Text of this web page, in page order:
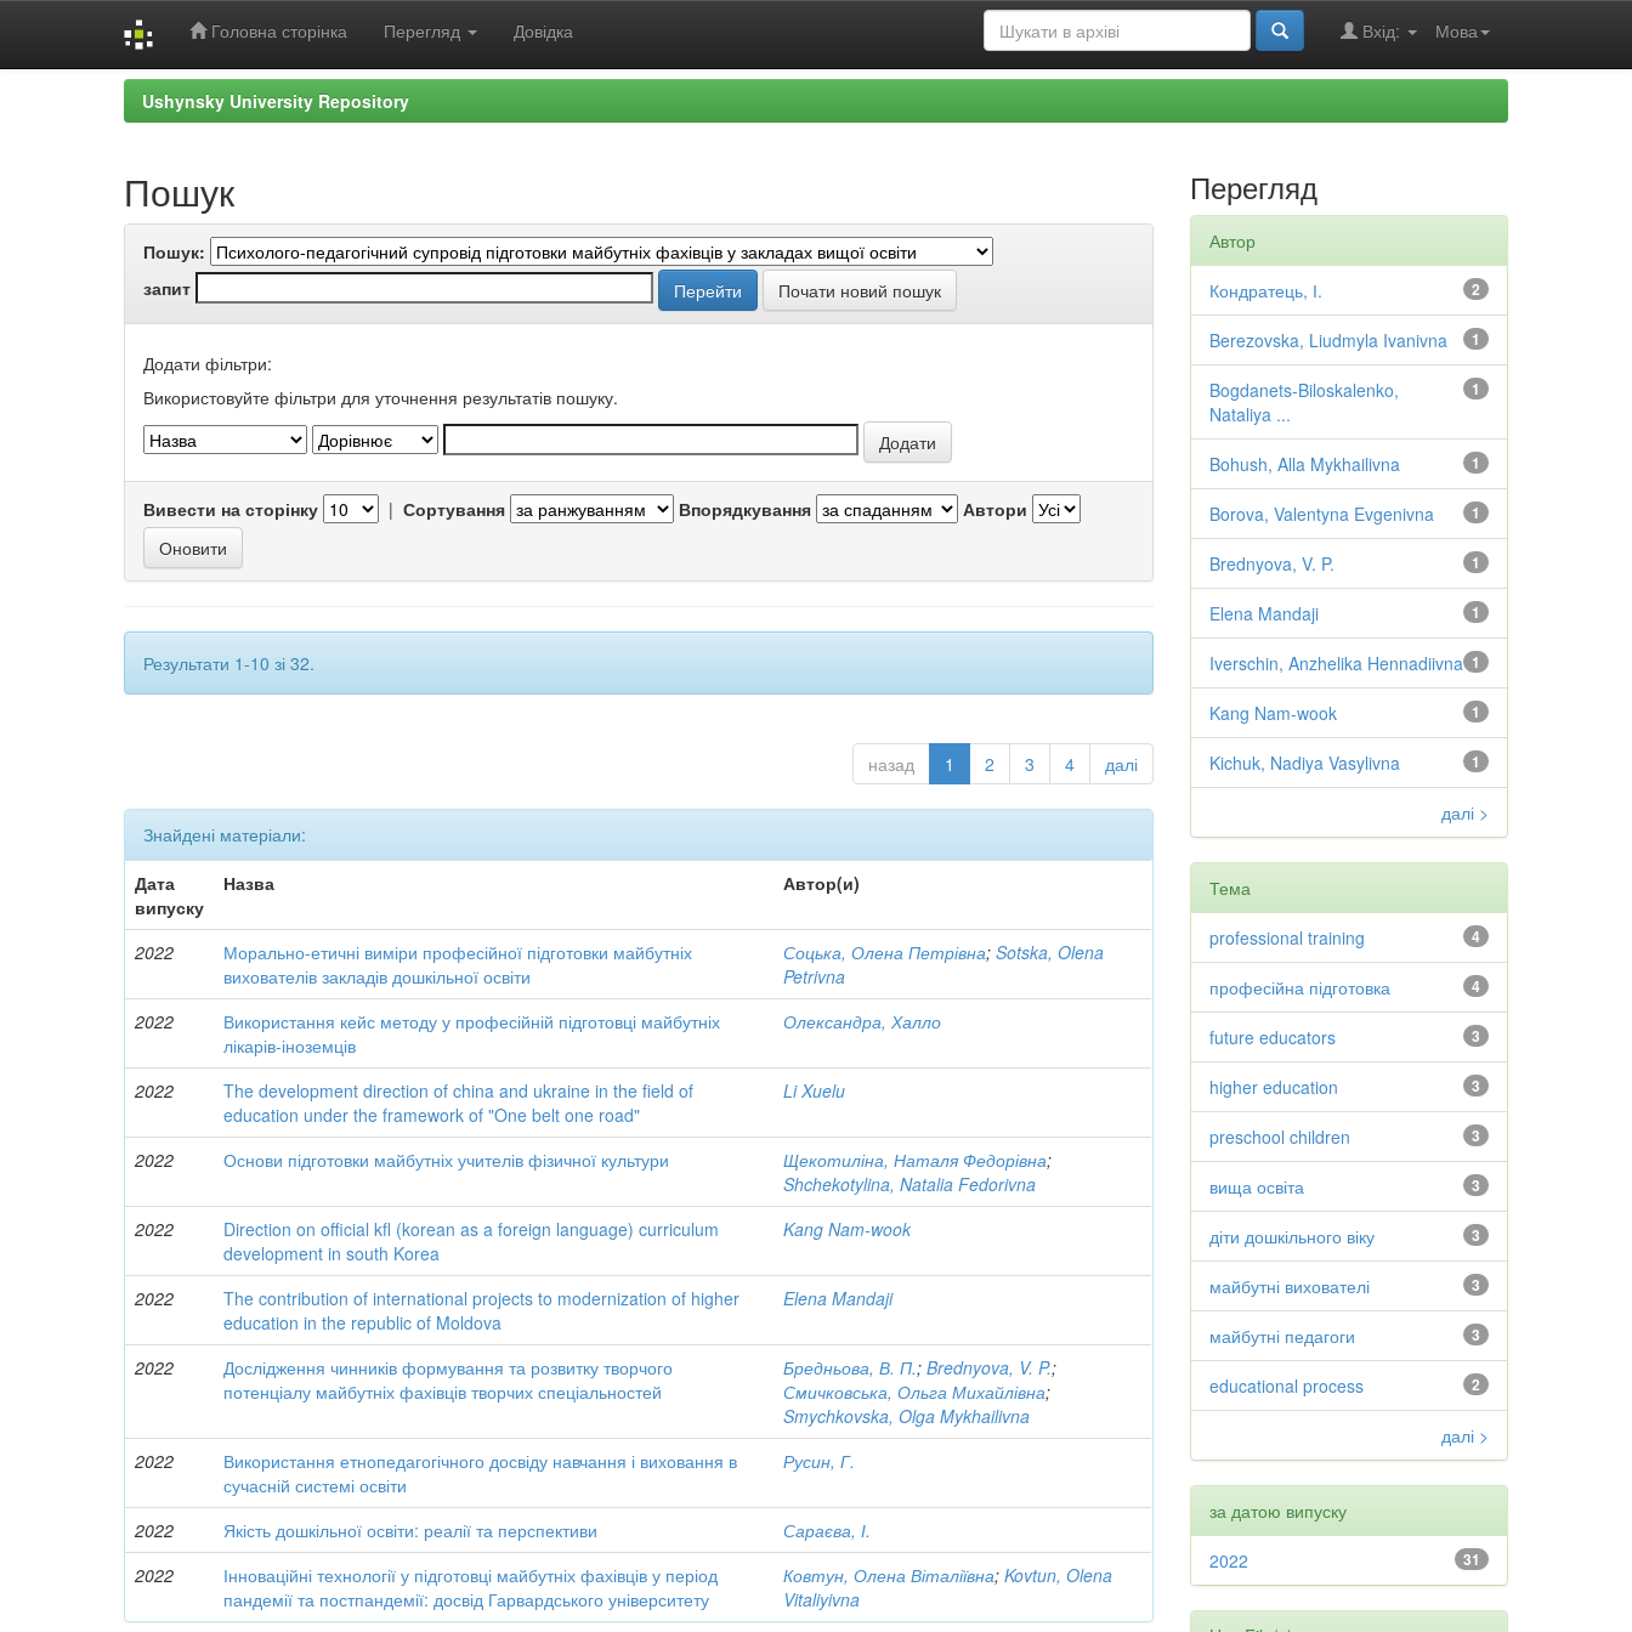
Головна сторінка Перегляд Довідка Мова
Вхід:
Ushynsky University Repository
Пошук
Пошук:
запит
Почати новий пошук
Додати фільтри:
Використовуйте фільтри для уточнення результатів пошуку.
Вивести на сторінку | Сортування Впорядкування Автори
Результати 1-10 зі 32.
назад 1 2 3 4 далі
Знайдені матеріали:
Дата
випуску
Назва Автор(и)
2022
Морально-етичні виміри професійної підготовки майбутніх
вихователів закладів дошкільної освіти
Соцька, Олена Петрівна;Sotska, Olena
Petrivna
2022
Використання кейс методу у професійній підготовці майбутніх
лікарів-іноземців
Олександра, Халло
2022
The development direction of china and ukraine in the field of
education under the framework of "One belt one road"
Li Xuelu
2022 Основи підготовки майбутніх учителів фізичної культури Щекотиліна, Наталя Федорівна;
Shchekotylina, Natalia Fedorivna
2022
Direction on official kfl (korean as a foreign language) curriculum
development in south Korea
Kang Nam-wook
2022
The contribution of international projects to modernization of higher
education in the republic of Moldova
Elena Mandaji
2022
Дослідження чинників формування та розвитку творчого
потенціалу майбутніх фахівців творчих спеціальностей
Бредньова, В. П.;Brednyova, V. P.;
Смичковська, Ольга Михайлівна;
Smychkovska, Olga Mykhailivna
2022
Використання етнопедагогічного досвіду навчання і виховання в
сучасній системі освіти
Русин, Г.
2022 Якість дошкільної освіти: реалії та перспективи
Сараєва, І.
2022
Інноваційні технології у підготовці майбутніх фахівців у період
пандемії та постпандемії: досвід Гарвардського університету
Ковтун, Олена Віталіївна;Kovtun, Olena
Vitaliyivna
Перегляд
Автор
2
Кондратець, І.
1
Berezovska, Liudmyla Ivanivna
1
Bogdanets-Biloskalenko,
Nataliya ...
1
Bohush, Alla Mykhailivna
1
Borova, Valentyna Evgenivna
1
Brednyova, V. P.
1
Elena Mandaji
1
Iverschin, Anzhelika Hennadiivna
1
Kang Nam-wook
1
Kichuk, Nadiya Vasylivna
далі >
Тема
4
professional training
4
професійна підготовка
3
future educators
3
higher education
3
preschool children
3
вища освіта
3
діти дошкільного віку
3
майбутні вихователі
3
майбутні педагоги
2
educational process
далі >
за датою випуску
31
2022